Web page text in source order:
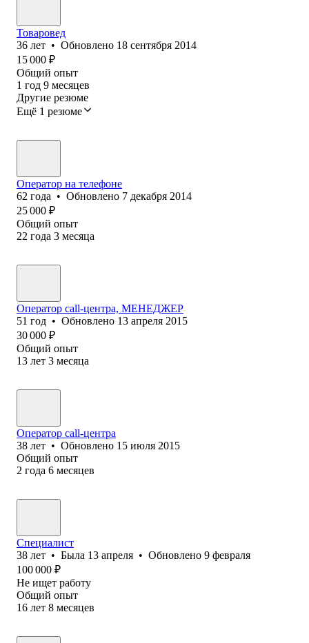
Товаровед
36 лет • Обновлено 18 сентября 2014
15 000 ₽
Общий опыт
1 год 9 месяцев
Другие резюме
Ещё 1 резюме
Оператор на телефоне
62 года • Обновлено 7 декабря 2014
25 000 ₽
Общий опыт
22 года 3 месяца
Оператор call-центра, МЕНЕДЖЕР
51 год • Обновлено 13 апреля 2015
30 000 ₽
Общий опыт
13 лет 3 месяца
Оператор call-центра
38 лет • Обновлено 15 июля 2015
Общий опыт
2 года 6 месяцев
Специалист
38 лет • Была 13 апреля • Обновлено 9 февраля
100 000 ₽
Не ищет работу
Общий опыт
16 лет 8 месяцев